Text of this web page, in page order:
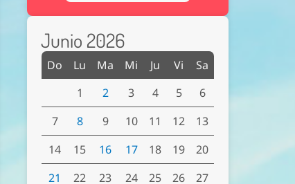
Junio 2026
Do Lu Ma Mi Ju Vi
Sa
1
2 3 4 5
6
7
8 9 10 11 12
13
14
15 16 17 18 19
20
21
22 23 24 25 26
27